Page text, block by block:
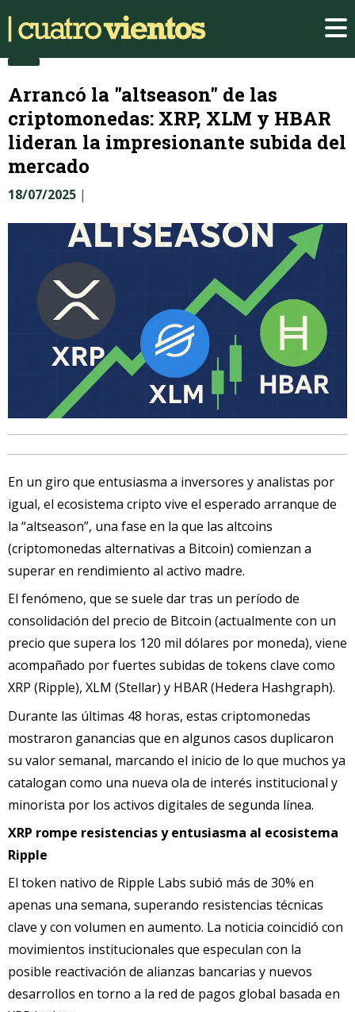
Arrancó la "altseason" de las
criptomonedas: XRP, XLM y HBAR
lideran la impresionante subida del
mercado
18/07/2025 |
En un giro que entusiasma a inversores y analistas por
igual, el ecosistema cripto vive el esperado arranque de
la “altseason”, una fase en la que las altcoins
(criptomonedas alternativas a Bitcoin) comienzan a
superar en rendimiento al activo madre.
El fenómeno, que se suele dar tras un período de
consolidación del precio de Bitcoin (actualmente con un
precio que supera los 120 mil dólares por moneda), viene
acompañado por fuertes subidas de tokens clave como
XRP (Ripple), XLM (Stellar) y HBAR (Hedera Hashgraph).
Durante las últimas 48 horas, estas criptomonedas
mostraron ganancias que en algunos casos duplicaron
su valor semanal, marcando el inicio de lo que muchos ya
catalogan como una nueva ola de interés institucional y
minorista por los activos digitales de segunda línea.
XRP rompe resistencias y entusiasma al ecosistema
Ripple
El token nativo de Ripple Labs subió más de 30% en
apenas una semana, superando resistencias técnicas
clave y con volumen en aumento. La noticia coincidió con
movimientos institucionales que especulan con la
posible reactivación de alianzas bancarias y nuevos
desarrollos en torno a la red de pagos global basada en